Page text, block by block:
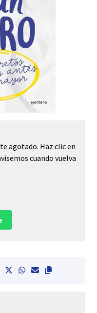
agotado. Haz clic en
cuando vuelva